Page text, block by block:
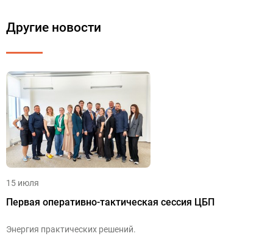
Другие новости
15 июля
Первая оперативно-тактическая сессия ЦБП
Энергия практических решений.